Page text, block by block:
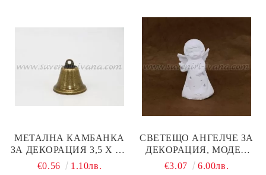
МЕТАЛНА КАМБАНКА
ЗА ДЕКОРАЦИЯ 3,5 Х 3,7
СМ
€0.56 1.10лв.
СВЕТЕЩО АНГЕЛЧЕ ЗА
ДЕКОРАЦИЯ, МОДЕЛ
ТРИ
€3.07 6.00лв.